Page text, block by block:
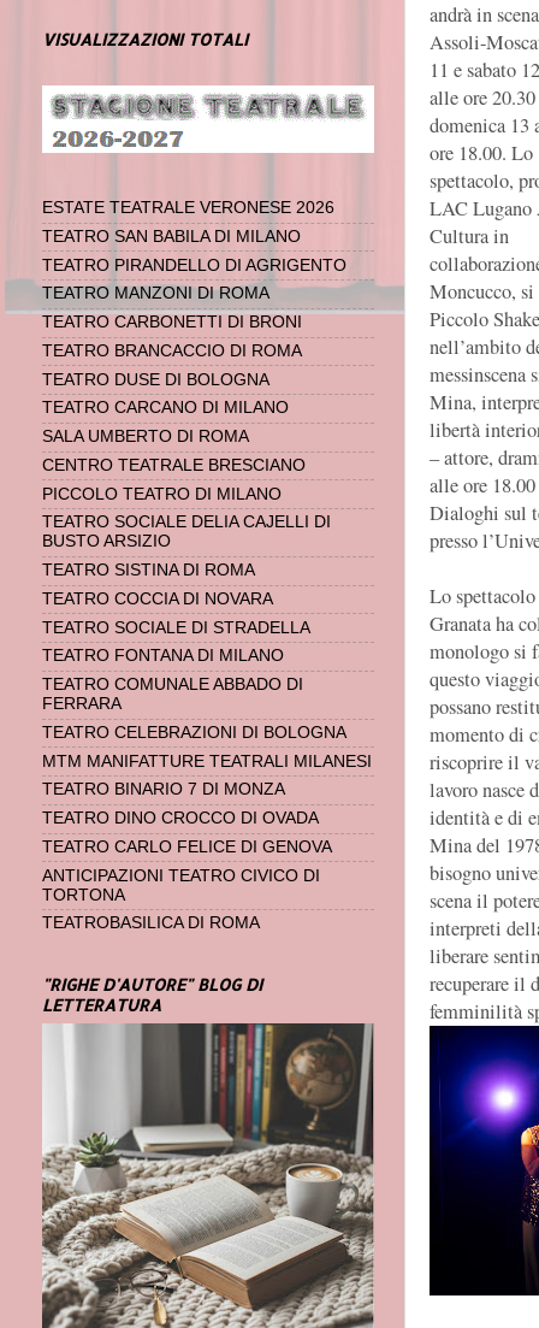
andrà in
Assoli-
11 e sabato
alle ore 20.30
domenica 13
ore 18.00. Lo
spettacolo,
LAC Lugano
Cultura in
Moncucco,
Piccolo
nell’ambito
messinscena
Mina,
libertà
– attore,
alle ore
Dialoghi sul
presso
Lo spettacolo
Granata ha
monologo si
questo
possano
momento di
riscoprire il
lavoro nasce
identità e di
Mina del
bisogno
scena il
interpreti
liberare
recuperare il
femminilità
VISUALIZZAZIONI TOTALI
ESTATE TEATRALE VERONESE 2026
TEATRO SAN BABILA DI MILANO
TEATRO PIRANDELLO DI AGRIGENTO
TEATRO MANZONI DI ROMA
TEATRO CARBONETTI DI BRONI
TEATRO BRANCACCIO DI ROMA
TEATRO DUSE DI BOLOGNA
TEATRO CARCANO DI MILANO
SALA UMBERTO DI ROMA
CENTRO TEATRALE BRESCIANO
PICCOLO TEATRO DI MILANO
TEATRO SOCIALE DELIA CAJELLI DI
BUSTO ARSIZIO
TEATRO SISTINA DI ROMA
TEATRO COCCIA DI NOVARA
TEATRO SOCIALE DI STRADELLA
TEATRO FONTANA DI MILANO
TEATRO COMUNALE ABBADO DI
FERRARA
TEATRO CELEBRAZIONI DI BOLOGNA
MTM MANIFATTURE TEATRALI MILANESI
TEATRO BINARIO 7 DI MONZA
TEATRO DINO CROCCO DI OVADA
TEATRO CARLO FELICE DI GENOVA
ANTICIPAZIONI TEATRO CIVICO DI
TORTONA
TEATROBASILICA DI ROMA
"RIGHE D'AUTORE" BLOG DI
LETTERATURA